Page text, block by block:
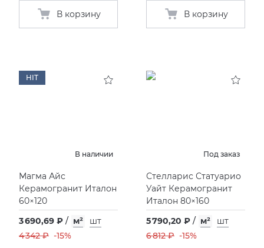
В корзину В корзину
HIT
В наличии
Магма Айс
Керамогранит Италон
60×120
3 690,69 ₽ / м²
шт
4 342 ₽ -15%
Под заказ
Стелларис Статуарио
Уайт Керамогранит
Италон 80×160
5 790,20 ₽ / м²
шт
6 812 ₽ -15%